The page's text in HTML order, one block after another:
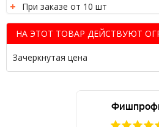
При заказе от 10 шт
НА ЭТОТ ТОВАР ДЕЙСТВУЮТ
Зачеркнутая цена